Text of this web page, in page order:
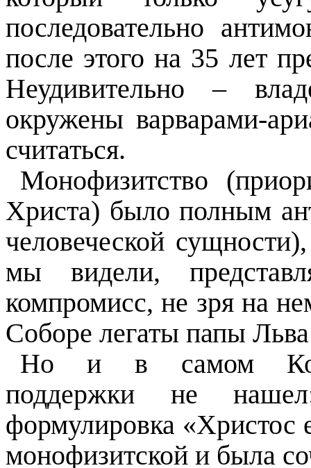
последовательно
после этого на 35 лет
Неудивительно –
окружены варварами-
считаться.
Монофизитство
Христа) было полным
человеческой
мы видели,
компромисс, не зря на
Соборе легаты папы
Но и в самом
поддержки не
формулировка «Христос
монофизитской и была